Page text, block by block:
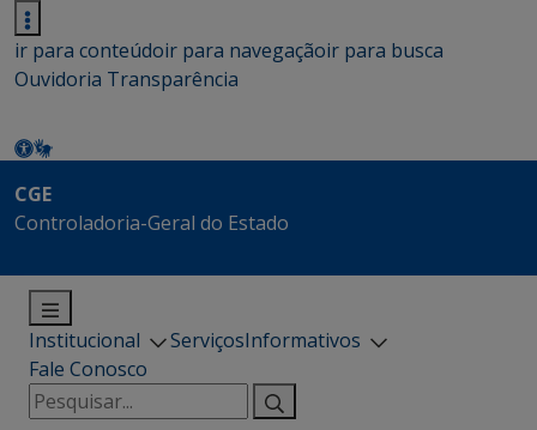
ir para conteúdoir para navegaçãoir para busca
Ouvidoria Transparência
CGE
Controladoria-Geral do Estado
Institucional ServiçosInformativos
Fale Conosco
Pesquisar